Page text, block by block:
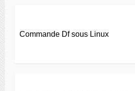
Commande Df sous Linux